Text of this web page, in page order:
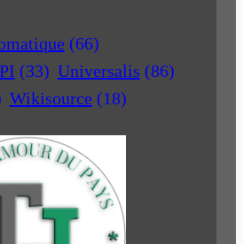
(66)
(33) Universalis (86)
Wikisource (18)